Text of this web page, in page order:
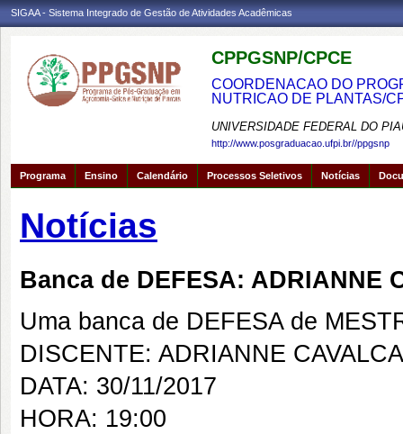
SIGAA - Sistema Integrado de Gestão de Atividades Acadêmicas
CPPGSNP/CPCE
COORDENACAO DO
NUTRICAO DE PLANTAS/
UNIVERSIDADE FEDERAL DO
http://www.posgraduacao.ufpi.br//ppgsnp
Programa Ensino Calendário Processos Seletivos Notícias
Notícias
Banca de DEFESA: ADRIANNE
Uma banca de DEFESA de
DISCENTE: ADRIANNE
DATA: 30/11/2017
HORA: 19:00